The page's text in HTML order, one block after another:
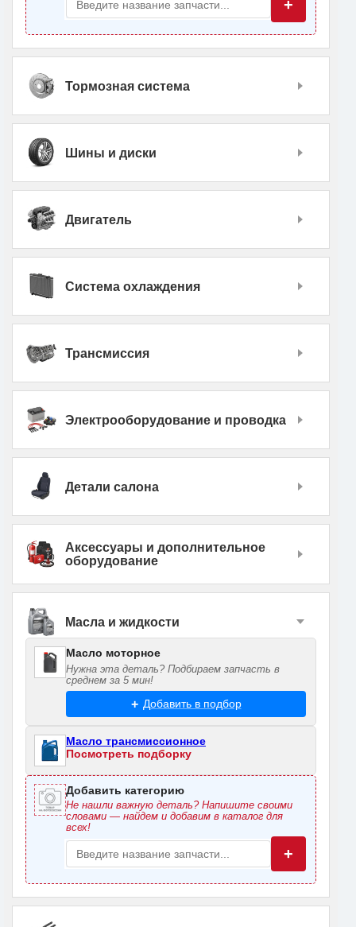
+
Тормозная система
Шины и диски
Двигатель
Система охлаждения
Трансмиссия
Электрооборудование и проводка
Детали салона
Аксессуары и дополнительное
оборудование
Масла и жидкости
Масло моторное
Нужна эта деталь? Подбираем запчасть в
среднем за 5 мин!
Добавить в подбор
Масло трансмиссионное
Посмотреть подборку
Добавить категорию
Не нашли важную деталь? Напишите своими
словами — найдем и добавим в каталог для
всех!
+